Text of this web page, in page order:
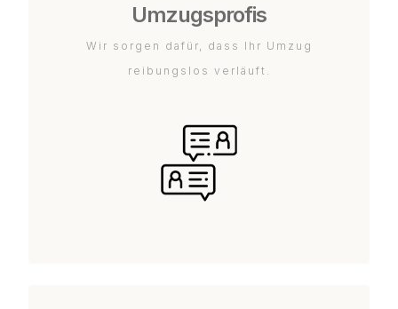
Umzugsprofis
Wir sorgen dafür, dass Ihr Umzug
reibungslos verläuft.